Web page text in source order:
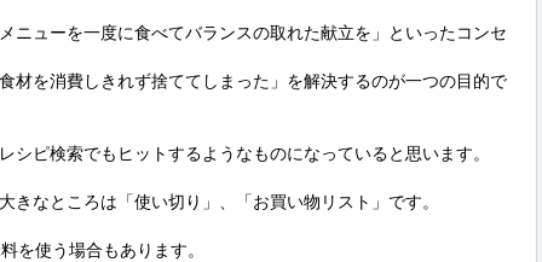
ニューを一度に食べてバランスの取れた献立を」といったコンセ
材を消費しきれず捨ててしまった」を解決するのが一つの目的で
シピ検索でもヒットするようなものになっていると思います。
きなところは「使い切り」、「お買い物リスト」です。
を使う場合もあります。